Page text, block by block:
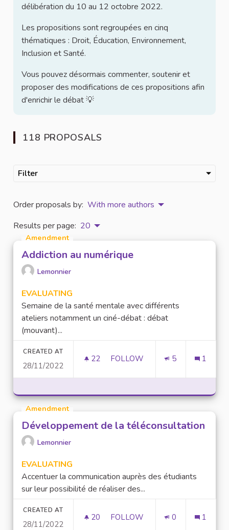
délibération du 10 au 12 octobre 2022.
Les propositions sont regroupées en cinq
thématiques : Droit, Éducation, Environnement,
Inclusion et Santé.
Vous pouvez désormais commenter, soutenir et
proposer des modifications de ces propositions afin
d'enrichir le débat 💡
118 PROPOSALS
Filter
Order proposals by: With more authors
Results per page: 20
Amendment
Addiction au numérique
Lemonnier
EVALUATING
Semaine de la santé mentale avec différents
ateliers notamment un ciné-débat : débat
(mouvant)...
CREATED AT
28/11/2022
22 22 FOLLOWERS
FOLLOW 5 1
Amendment
Développement de la téléconsultation
Lemonnier
EVALUATING
Accentuer la communication auprès des étudiants
sur leur possibilité de réaliser des...
CREATED AT
28/11/2022
20 20 FOLLOWERS
FOLLOW 0 1